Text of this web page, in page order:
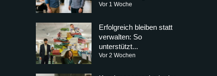
Vor 1 Woche
Erfolgreich bleiben statt
verwalten: So
unterstützt...
Vor 2 Wochen